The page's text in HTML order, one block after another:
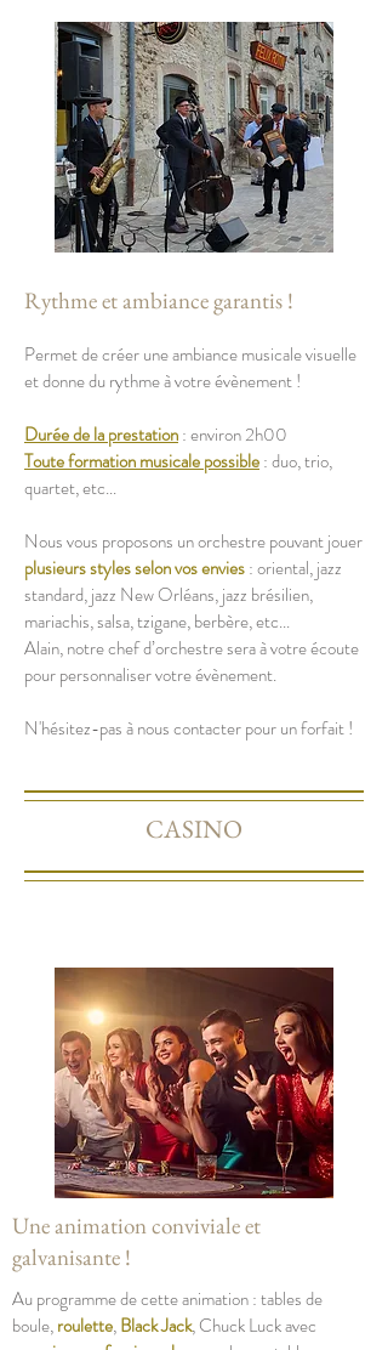
Rythme et ambiance garantis !
Permet de créer une ambiance musicale visuelle
et donne du rythme à votre évènement !
Durée de la prestation: environ 2h00
Toute formation musicale possible: duo, trio,
quartet, etc...
Nous vous proposons un orchestre pouvant jouer
plusieurs styles selon vos envies: oriental, jazz
standard, jazz New Orléans, jazz brésilien,
mariachis, salsa, tzigane, berbère, etc...
Alain, notre chef d’orchestre sera à votre écoute
pour personnaliser votre évènement.
N'hésitez-pas à nous contacter pour un forfait !
CASINO
Une animation conviviale et
galvanisante !
Au programme de cette animation : tables de
boule,roulette,Black Jack, Chuck Luck avec